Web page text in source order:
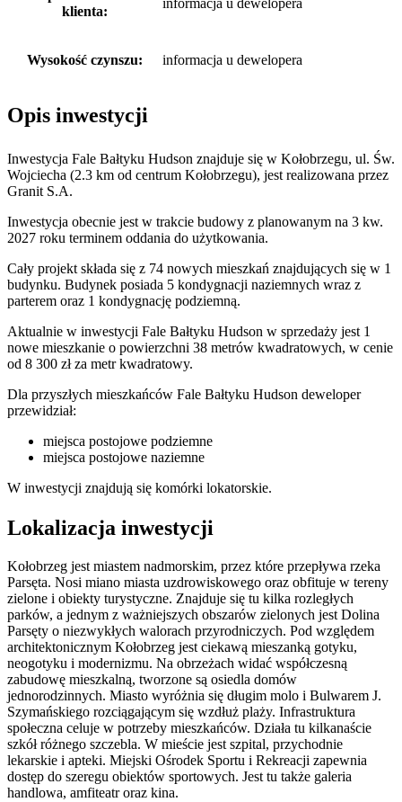
klienta:
informacja u dewelopera
Wysokość czynszu: informacja u dewelopera
Opis inwestycji
Inwestycja Fale Bałtyku Hudson znajduje się w Kołobrzegu, ul. Św.
Wojciecha (2.3 km od centrum Kołobrzegu), jest realizowana przez
Granit S.A.
Inwestycja obecnie jest w trakcie budowy z planowanym na 3 kw.
2027 roku terminem oddania do użytkowania.
Cały projekt składa się z 74 nowych mieszkań znajdujących się w 1
budynku. Budynek posiada 5 kondygnacji naziemnych wraz z
parterem oraz 1 kondygnację podziemną.
Aktualnie w inwestycji Fale Bałtyku Hudson w sprzedaży jest 1
nowe mieszkanie o powierzchni 38 metrów kwadratowych, w cenie
od 8 300 zł za metr kwadratowy.
Dla przyszłych mieszkańców Fale Bałtyku Hudson deweloper
przewidział:
miejsca postojowe podziemne
miejsca postojowe naziemne
W inwestycji znajdują się komórki lokatorskie.
Lokalizacja inwestycji
Kołobrzeg jest miastem nadmorskim, przez które przepływa rzeka
Parsęta. Nosi miano miasta uzdrowiskowego oraz obfituje w tereny
zielone i obiekty turystyczne. Znajduje się tu kilka rozległych
parków, a jednym z ważniejszych obszarów zielonych jest Dolina
Parsęty o niezwykłych walorach przyrodniczych. Pod względem
architektonicznym Kołobrzeg jest ciekawą mieszanką gotyku,
neogotyku i modernizmu. Na obrzeżach widać współczesną
zabudowę mieszkalną, tworzone są osiedla domów
jednorodzinnych. Miasto wyróżnia się długim molo i Bulwarem J.
Szymańskiego rozciągającym się wzdłuż plaży. Infrastruktura
społeczna celuje w potrzeby mieszkańców. Działa tu kilkanaście
szkół różnego szczebla. W mieście jest szpital, przychodnie
lekarskie i apteki. Miejski Ośrodek Sportu i Rekreacji zapewnia
dostęp do szeregu obiektów sportowych. Jest tu także galeria
handlowa, amfiteatr oraz kina.